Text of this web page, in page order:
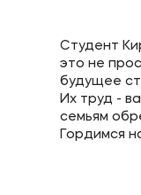
Студент
это не
будущее
Их труд -
семьям
Гордимся